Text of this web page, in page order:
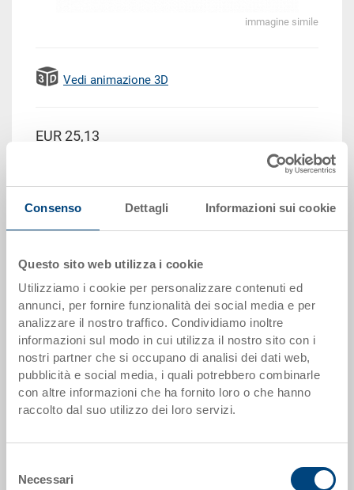
Consenso Dettagli Informazioni sui cookie
Questo sito web utilizza i cookie
Utilizziamo i cookie per personalizzare contenuti ed
annunci, per fornire funzionalità dei social media e per
analizzare il nostro traffico. Condividiamo inoltre
informazioni sul modo in cui utilizza il nostro sito con i
nostri partner che si occupano di analisi dei dati web,
pubblicità e social media, i quali potrebbero combinarle
con altre informazioni che ha fornito loro o che hanno
raccolto dal suo utilizzo dei loro servizi.
delNecessari
immagine simile
Vedi animazione 3D
EUR 25,13
Il prodotto non può essere ordinato online:Richiedi
Scaglioni quantità
da 250 pezzi EUR 25,13
Scaglionamento per quantità secondo le unità di imballo.
Dati articolo
Codice
600 x 400 x 325 mm